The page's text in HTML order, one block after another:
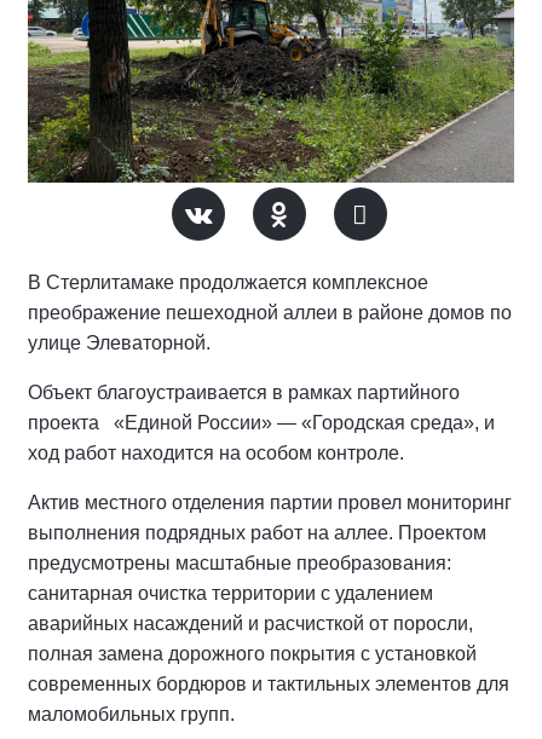
В Стерлитамаке продолжается комплексное
преображение пешеходной аллеи в районе домов по
улице Элеваторной.
Объект благоустраивается в рамках партийного
проекта «Единой России» — «Городская среда», и
ход работ находится на особом контроле.
Актив местного отделения партии провел мониторинг
выполнения подрядных работ на аллее. Проектом
предусмотрены масштабные преобразования:
санитарная очистка территории с удалением
аварийных насаждений и расчисткой от поросли,
полная замена дорожного покрытия с установкой
современных бордюров и тактильных элементов для
маломобильных групп.